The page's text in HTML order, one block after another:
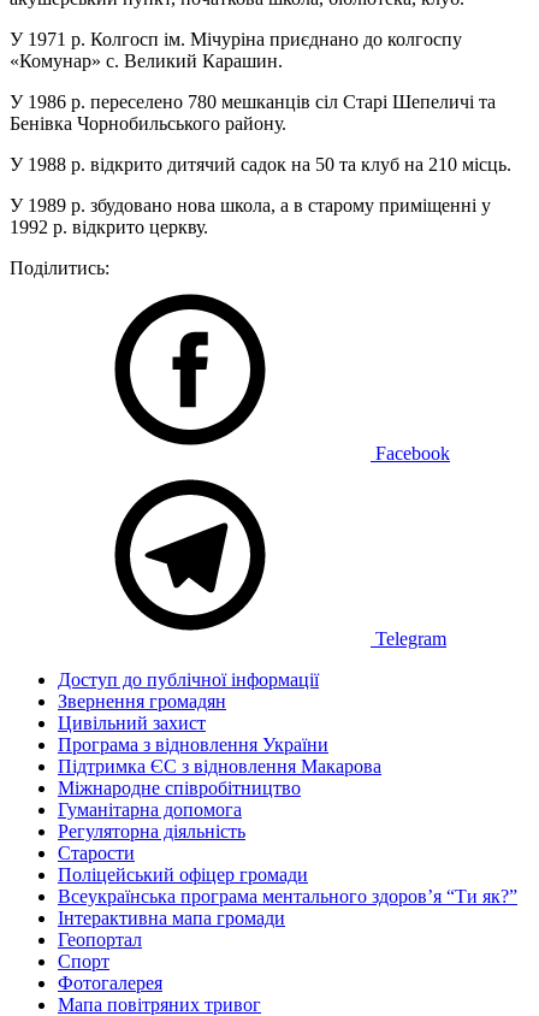
У 1971 р. Колгосп ім. Мічуріна приєднано до колгоспу
«Комунар» с. Великий Карашин.
У 1986 р. переселено 780 мешканців сіл Старі Шепеличі та
Бенівка Чорнобильського району.
У 1988 р. відкрито дитячий садок на 50 та клуб на 210 місць.
У 1989 р. збудовано нова школа, а в старому приміщенні у
1992 р. відкрито церкву.
Поділитись:
Facebook
Telegram
Доступ до публічної інформації
Звернення громадян
Цивільний захист
Програма з відновлення України
Підтримка ЄС з відновлення Макарова
Міжнародне співробітництво
Гуманітарна допомога
Регуляторна діяльність
Старости
Поліцейський офіцер громади
Всеукраїнська програма ментального здоров’я “Ти як?”
Інтерактивна мапа громади
Геопортал
Спорт
Фотогалерея
Мапа повітряних тривог